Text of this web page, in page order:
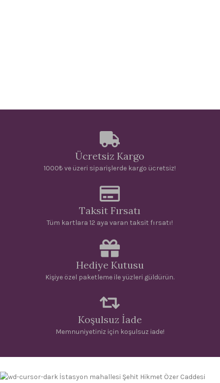
Ücretsiz Kargo
1000₺ ve üzeri siparişlerde kargo ücretsiz!
Taksit Fırsatı
Tüm kartlara 12 aya varan taksit fırsatı!
Hediye Kutusu
Kişiye özel paketleme ile yüzleri güldürün.
Koşulsuz İade
Memnuniyetiniz için koşulsuz iade!
İstasyon mahallesi Şehit Hikmet Özer Caddesi